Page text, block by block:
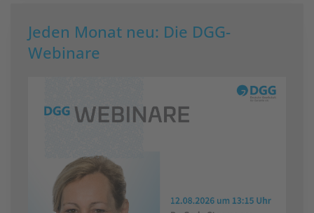
Jeden Monat neu: Die DGG-
Webinare